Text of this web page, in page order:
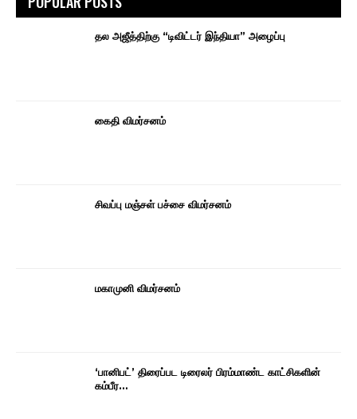
தல அஜீத்திற்கு “டிவிட்டர் இந்தியா” அழைப்பு
கைதி விமர்சனம்
சிவப்பு மஞ்சள் பச்சை விமர்சனம்
மகாமுனி விமர்சனம்
‘பானிபட்’ திரைப்பட டிரைலர் பிரம்மாண்ட காட்சிகளின்
கம்பீர…